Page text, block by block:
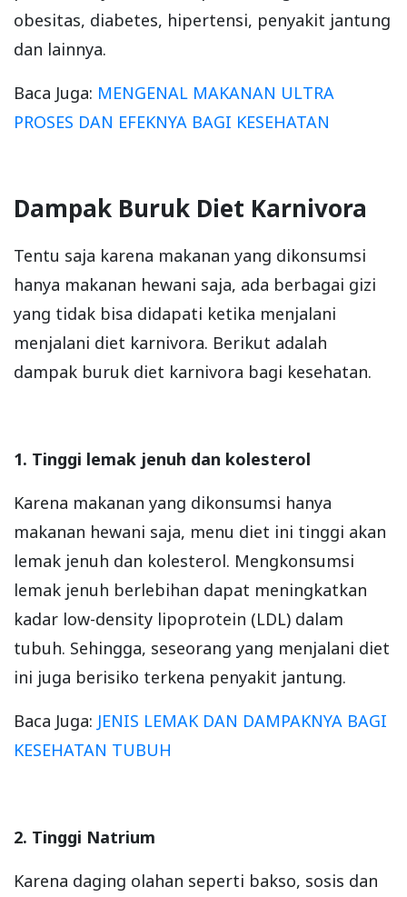
obesitas, diabetes, hipertensi, penyakit jantung
dan lainnya.
Baca Juga: MENGENAL MAKANAN ULTRA
PROSES DAN EFEKNYA BAGI KESEHATAN
Dampak Buruk Diet Karnivora
Tentu saja karena makanan yang dikonsumsi
hanya makanan hewani saja, ada berbagai gizi
yang tidak bisa didapati ketika menjalani
menjalani diet karnivora. Berikut adalah
dampak buruk diet karnivora bagi kesehatan.
1. Tinggi lemak jenuh dan kolesterol
Karena makanan yang dikonsumsi hanya
makanan hewani saja, menu diet ini tinggi akan
lemak jenuh dan kolesterol. Mengkonsumsi
lemak jenuh berlebihan dapat meningkatkan
kadar low-density lipoprotein (LDL) dalam
tubuh. Sehingga, seseorang yang menjalani diet
ini juga berisiko terkena penyakit jantung.
Baca Juga: JENIS LEMAK DAN DAMPAKNYA BAGI
KESEHATAN TUBUH
2. Tinggi Natrium
Karena daging olahan seperti bakso, sosis dan